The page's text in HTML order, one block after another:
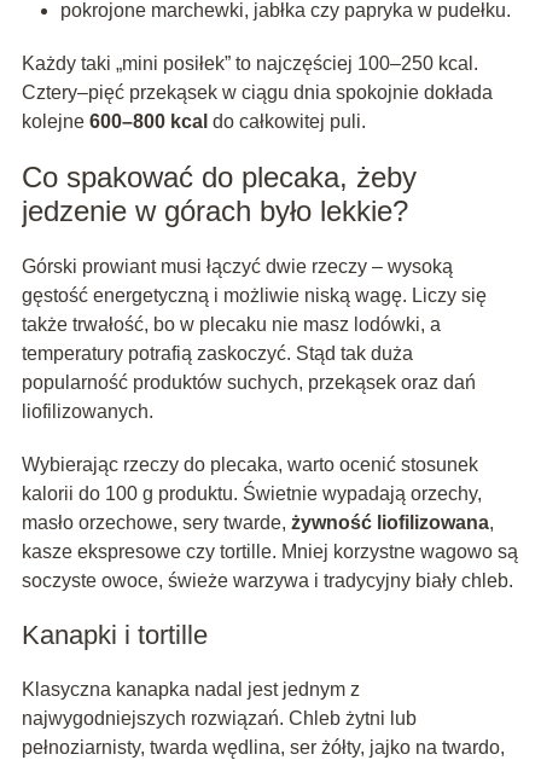
pokrojone marchewki, jabłka czy papryka w pudełku.
Każdy taki „mini posiłek” to najczęściej 100–250 kcal.
Cztery–pięć przekąsek w ciągu dnia spokojnie dokłada
kolejne 600–800 kcal do całkowitej puli.
Co spakować do plecaka, żeby
jedzenie w górach było lekkie?
Górski prowiant musi łączyć dwie rzeczy – wysoką
gęstość energetyczną i możliwie niską wagę. Liczy się
także trwałość, bo w plecaku nie masz lodówki, a
temperatury potrafią zaskoczyć. Stąd tak duża
popularność produktów suchych, przekąsek oraz dań
liofilizowanych.
Wybierając rzeczy do plecaka, warto ocenić stosunek
kalorii do 100 g produktu. Świetnie wypadają orzechy,
masło orzechowe, sery twarde, żywność liofilizowana,
kasze ekspresowe czy tortille. Mniej korzystne wagowo są
soczyste owoce, świeże warzywa i tradycyjny biały chleb.
Kanapki i tortille
Klasyczna kanapka nadal jest jednym z
najwygodniejszych rozwiązań. Chleb żytni lub
pełnoziarnisty, twarda wędlina, ser żółty, jajko na twardo,